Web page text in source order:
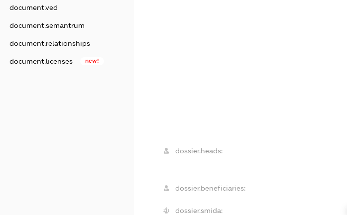
document.ved
document.semantrum
document.relationships
document.licenses new!
dossier.heads:
dossier.beneficiaries:
dossier.smida: